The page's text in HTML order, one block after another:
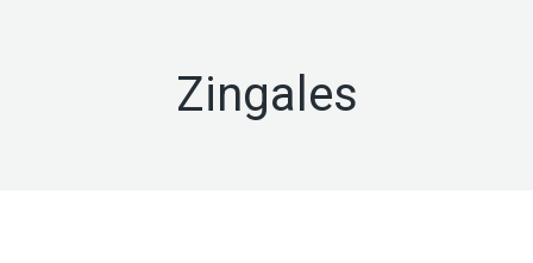
Zingales